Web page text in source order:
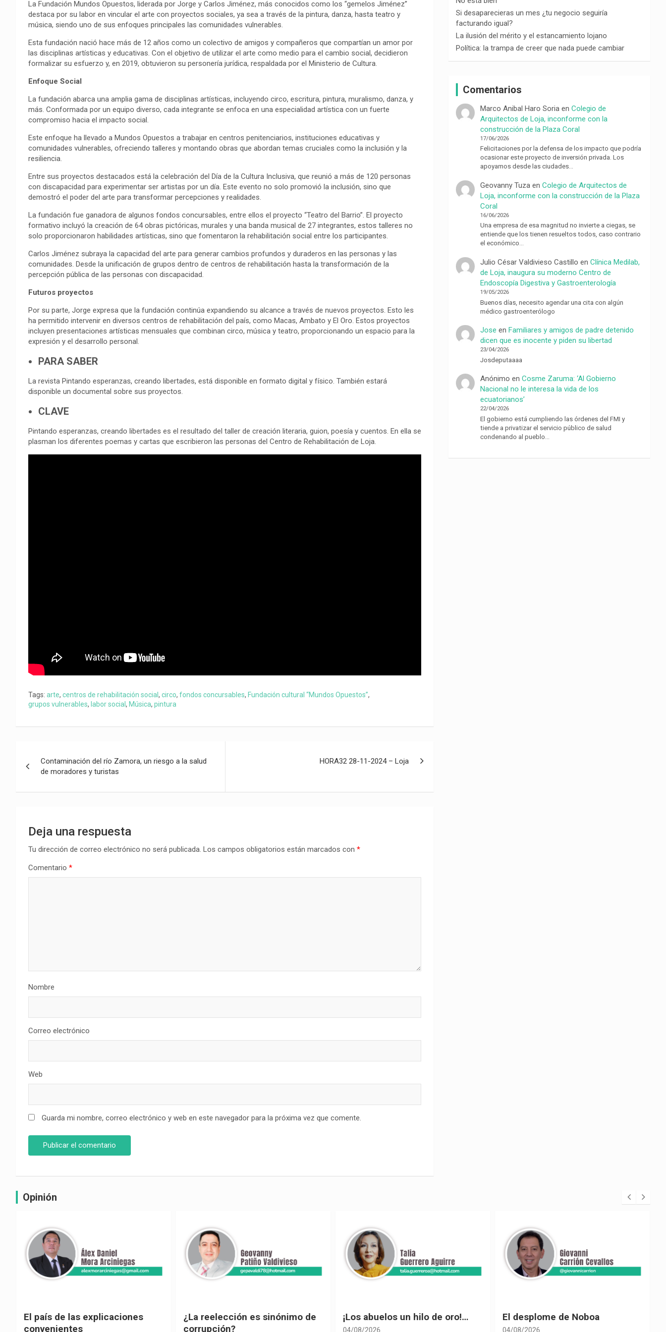
La Fundación Mundos Opuestos, liderada por Jorge y Carlos Jiménez, más conocidos como los “gemelos Jiménez”
destaca por su labor en vincular el arte con proyectos sociales, ya sea a través de la pintura, danza, hasta teatro y
música, siendo uno de sus enfoques principales las comunidades vulnerables.
Esta fundación nació hace más de 12 años como un colectivo de amigos y compañeros que compartían un amor por
las disciplinas artísticas y educativas. Con el objetivo de utilizar el arte como medio para el cambio social, decidieron
formalizar su esfuerzo y, en 2019, obtuvieron su personería jurídica, respaldada por el Ministerio de Cultura.
Enfoque Social
La fundación abarca una amplia gama de disciplinas artísticas, incluyendo circo, escritura, pintura, muralismo, danza, y
más. Conformada por un equipo diverso, cada integrante se enfoca en una especialidad artística con un fuerte
compromiso hacia el impacto social.
Este enfoque ha llevado a Mundos Opuestos a trabajar en centros penitenciarios, instituciones educativas y
comunidades vulnerables, ofreciendo talleres y montando obras que abordan temas cruciales como la inclusión y la
resiliencia.
Entre sus proyectos destacados está la celebración del Día de la Cultura Inclusiva, que reunió a más de 120 personas
con discapacidad para experimentar ser artistas por un día. Este evento no solo promovió la inclusión, sino que
demostró el poder del arte para transformar percepciones y realidades.
La fundación fue ganadora de algunos fondos concursables, entre ellos el proyecto “Teatro del Barrio”. El proyecto
formativo incluyó la creación de 64 obras pictóricas, murales y una banda musical de 27 integrantes, estos talleres no
solo proporcionaron habilidades artísticas, sino que fomentaron la rehabilitación social entre los participantes.
Carlos Jiménez subraya la capacidad del arte para generar cambios profundos y duraderos en las personas y las
comunidades. Desde la unificación de grupos dentro de centros de rehabilitación hasta la transformación de la
percepción pública de las personas con discapacidad.
Futuros proyectos
Por su parte, Jorge expresa que la fundación continúa expandiendo su alcance a través de nuevos proyectos. Esto les
ha permitido intervenir en diversos centros de rehabilitación del país, como Macas, Ambato y El Oro. Estos proyectos
incluyen presentaciones artísticas mensuales que combinan circo, música y teatro, proporcionando un espacio para la
expresión y el desarrollo personal.
PARA SABER
La revista Pintando esperanzas, creando libertades, está disponible en formato digital y físico. También estará
disponible un documental sobre sus proyectos.
CLAVE
Pintando esperanzas, creando libertades es el resultado del taller de creación literaria, guion, poesía y cuentos. En ella se
plasman los diferentes poemas y cartas que escribieron las personas del Centro de Rehabilitación de Loja.
Tags: arte, centros de rehabilitación social , circo, fondos concursables, Fundación cultural “Mundos Opuestos”,
grupos vulnerables, labor social , Música, pintura
de
entradas
Contaminación del río Zamora, un riesgo a la salud
de moradores y turistas
HORA32 28-11-2024 – Loja
Deja una respuesta
Tu dirección de correo electrónico no será publicada. Los campos obligatorios están marcados con *
Comentario *
Nombre
Correo electrónico
Web
Guarda mi nombre, correo electrónico y web en este navegador para la próxima vez que comente.
Si desaparecieras un mes ¿tu negocio seguiría
facturando igual?
La ilusión del mérito y el estancamiento lojano
Política: la trampa de creer que nada puede cambiar
Comentarios
Marco Anibal Haro Soria enColegio de
Arquitectos de Loja, inconforme con la
construcción de la Plaza Coral
17/06/2026
Felicitaciones por la defensa de los impacto que podría
ocasionar este proyecto de inversión privada. Los
apoyamos desde las ciudades…
Geovanny Tuza enColegio de Arquitectos de
Loja, inconforme con la construcción de la Plaza
Coral
16/06/2026
Una empresa de esa magnitud no invierte a ciegas, se
entiende que los tienen resueltos todos, caso contrario
el económico…
Julio César Valdivieso Castillo enClínica Medilab,
de Loja, inaugura su moderno Centro de
Endoscopía Digestiva y Gastroenterología
19/05/2026
Buenos días, necesito agendar una cita con algún
médico gastroenterólogo
Jose enFamiliares y amigos de padre detenido
dicen que es inocente y piden su libertad
23/04/2026
Josdeputaaaa
Anónimo enCosme Zaruma: ‘Al Gobierno
Nacional no le interesa la vida de los
ecuatorianos’
22/04/2026
El gobierno está cumpliendo las órdenes del FMI y
tiende a privatizar el servicio público de salud
condenando al pueblo…
Opinión
El país de las explicaciones
convenientes
¿La reelección es sinónimo de
corrupción?
¡Los abuelos un hilo de oro!…
04/08/2026
El desplome de Noboa
04/08/2026